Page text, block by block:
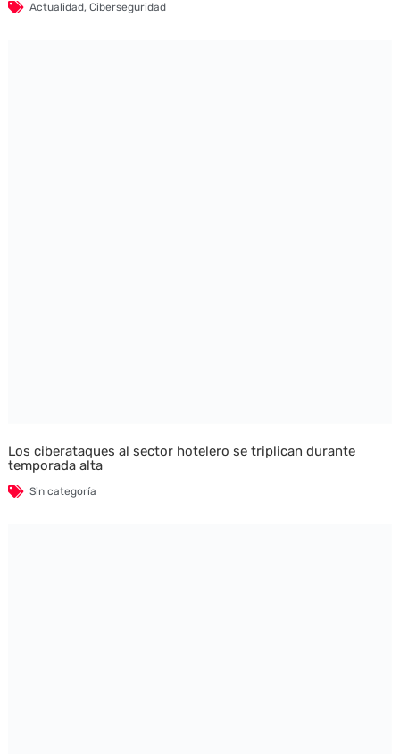
Actualidad, Ciberseguridad
Los ciberataques al sector hotelero se triplican durante
temporada alta
Sin categoría